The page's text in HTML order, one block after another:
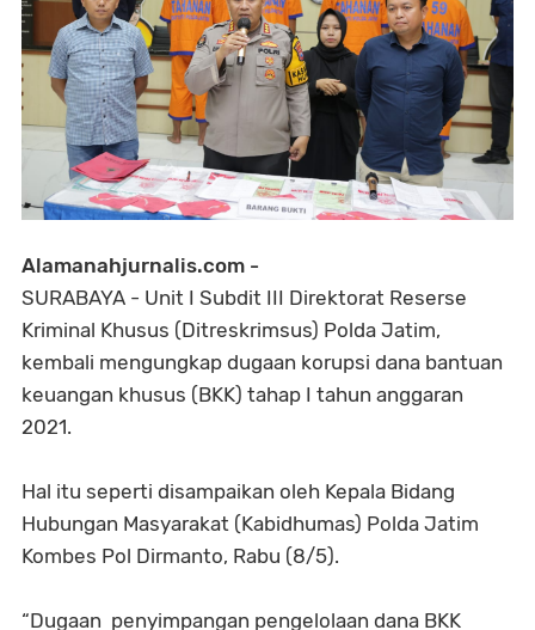
Alamanahjurnalis.com -
SURABAYA - Unit I Subdit III Direktorat Reserse
Kriminal Khusus (Ditreskrimsus) Polda Jatim,
kembali mengungkap dugaan korupsi dana bantuan
keuangan khusus (BKK) tahap I tahun anggaran
2021.
Hal itu seperti disampaikan oleh Kepala Bidang
Hubungan Masyarakat (Kabidhumas) Polda Jatim
Kombes Pol Dirmanto, Rabu (8/5).
“Dugaan penyimpangan pengelolaan dana BKK